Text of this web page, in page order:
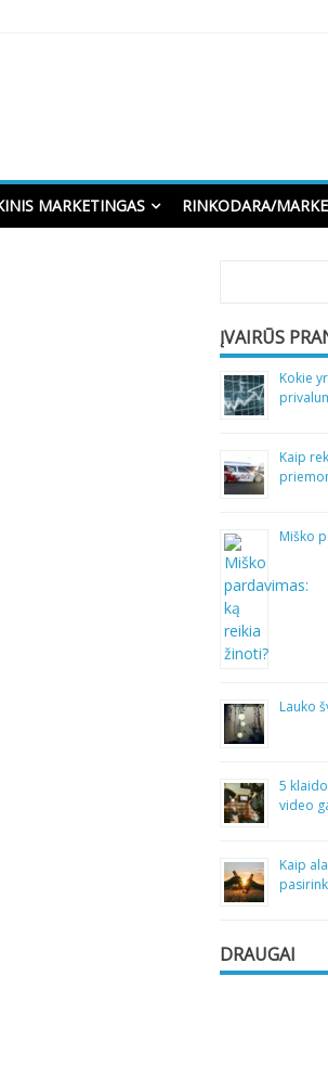
MARKETINGAS RINKODARA/
ĮVAIRŪS
Kokie
Kaip
Miško
Lauko
5
video
Kaip
DRAUGAI